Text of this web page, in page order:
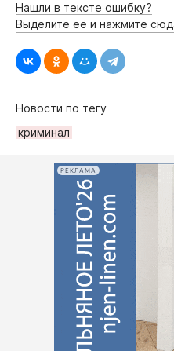
Нашли в тексте ошибку?
Выделите её и нажмите
Новости по тегу
криминал
РЕКЛАМА